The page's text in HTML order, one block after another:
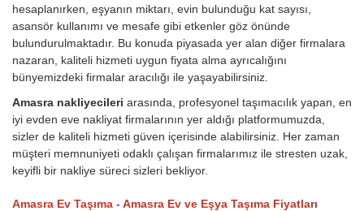
hesaplanırken, eşyanın miktarı, evin bulunduğu kat sayısı,
asansör kullanımı ve mesafe gibi etkenler göz önünde
bulundurulmaktadır. Bu konuda piyasada yer alan diğer firmalara
nazaran, kaliteli hizmeti uygun fiyata alma ayrıcalığını
bünyemizdeki firmalar aracılığı ile yaşayabilirsiniz.
Amasra nakliyecileri arasında, profesyonel taşımacılık yapan, en
iyi evden eve nakliyat firmalarının yer aldığı platformumuzda,
sizler de kaliteli hizmeti güven içerisinde alabilirsiniz. Her zaman
müşteri memnuniyeti odaklı çalışan firmalarımız ile stresten uzak,
keyifli bir nakliye süreci sizleri bekliyor.
Amasra Ev Taşıma - Amasra Ev ve Eşya Taşıma Fiyatları